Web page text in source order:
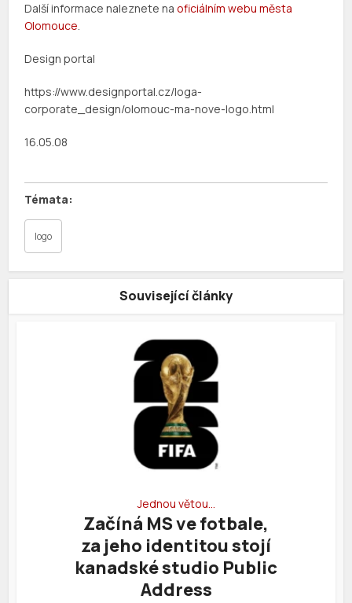
Další informace naleznete naoficiálním webu města
Olomouce.
Design portal
https://www.designportal.cz/loga-
corporate_design/olomouc-ma-nove-logo.html
16.05.08
logo
Související články
Jednou větou…
Začíná MS ve fotbale,
za jeho identitou stojí
kanadské studio Public
Address